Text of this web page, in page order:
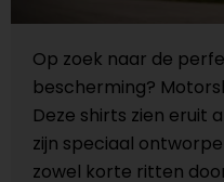
Op zoek naar de
bescherming?
Deze shirts zien eruit
zijn speciaal
zowel korte ritten